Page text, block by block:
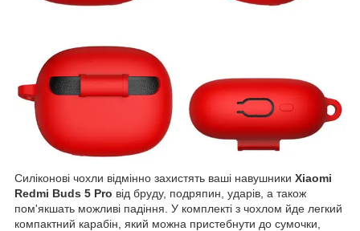
Силіконові чохли відмінно захистять ваші навушники Xiaomi
Redmi Buds 5 Pro від бруду, подряпин, ударів, а також
пом'якшать можливі падіння. У комплекті з чохлом йде легкий
компактний карабін, який можна пристебнути до сумочки,